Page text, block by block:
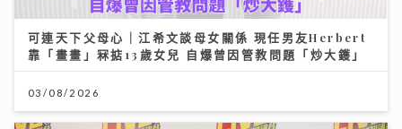
可連天下父母心｜江希文談母女關係 現任男友Herbert
靠「畫畫」冧掂13歲女兒 自爆曾因管教問題「炒大鑊」
03/08/2026